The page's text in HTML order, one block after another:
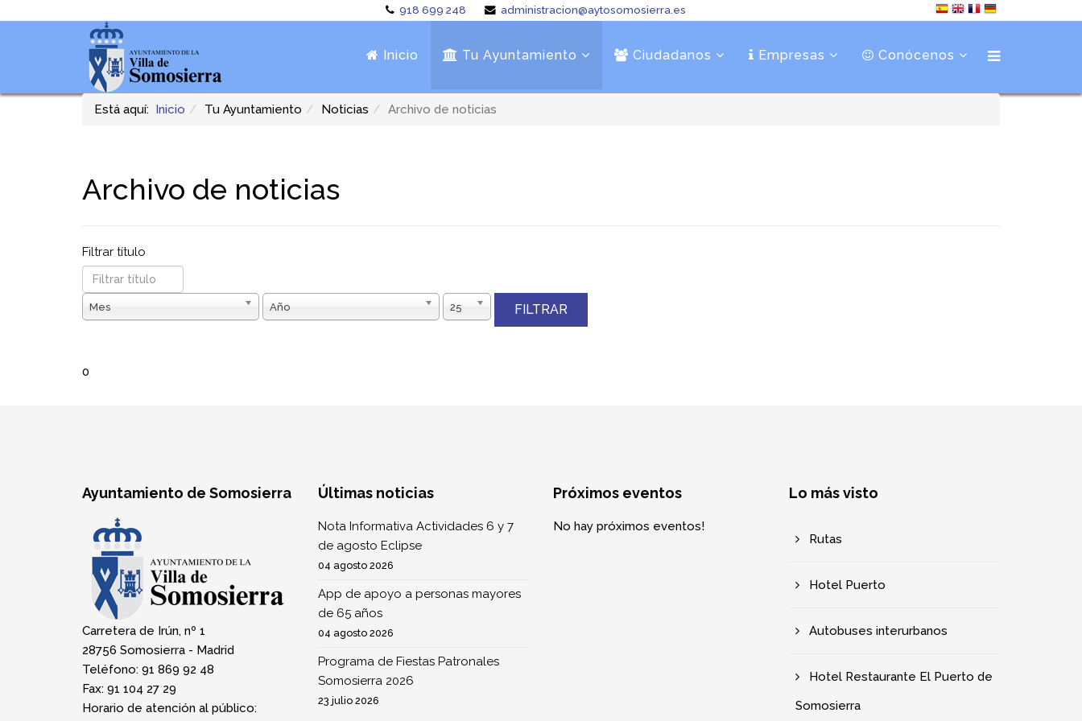
918 699 248 administracion@aytosomosierra.es
Inicio Tu Ayuntamiento Ciudadanos Empresas Conócenos
Está aquí: Inicio Tu Ayuntamiento Noticias Archivo de noticias
Archivo de noticias
Filtrar título
Mes Año 25 FILTRAR
0
Ayuntamiento de Somosierra
Carretera de Irún, nº 1
28756 Somosierra - Madrid
Teléfono: 91 869 92 48
Fax: 91 104 27 29
Horario de atención al público:
Últimas noticias
Nota Informativa Actividades 6 y 7
de agosto Eclipse
04 agosto 2026
App de apoyo a personas mayores
de 65 años
04 agosto 2026
Programa de Fiestas Patronales
Somosierra 2026
23 julio 2026
Próximos eventos
No hay próximos eventos!
Lo más visto
Rutas
Hotel Puerto
Autobuses interurbanos
Hotel Restaurante El Puerto de
Somosierra